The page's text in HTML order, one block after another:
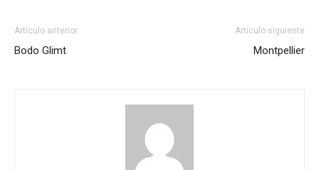
Artículo anterior
Bodo Glimt
Artículo siguiente
Montpellier